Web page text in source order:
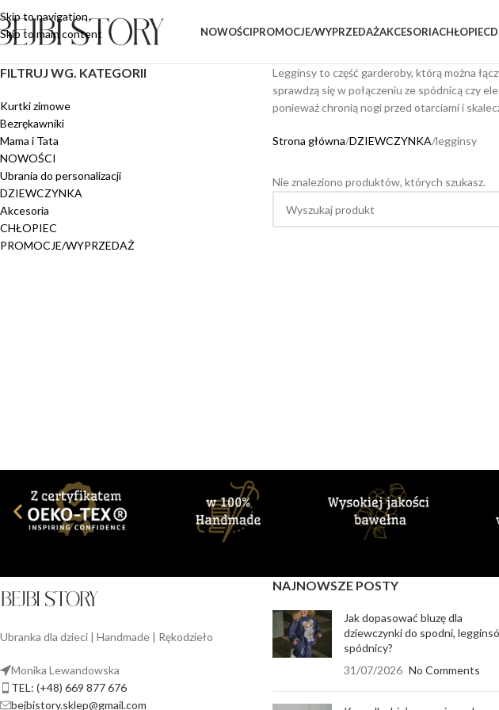
Skip to navigation
Skip to main content
NOWOŚCIPROMOCJE/WYPRZEDAŻAKCESORIACHŁOPIEC
FILTRUJ WG. KATEGORII
Kurtki zimowe
Bezrękawniki
Mama i Tata
NOWOŚCI
Ubrania do personalizacji
DZIEWCZYNKA
Akcesoria
CHŁOPIEC
PROMOCJE/WYPRZEDAŻ
Legginsy to część garderoby, którą można
sprawdzą się w połączeniu ze spódnicą czy
ponieważ chronią nogi przed otarciami i
Strona główna DZIEWCZYNKA legginsy
Nie znaleziono produktów, których szukasz.
Ubranka dla dzieci | Handmade | Rękodzieło
Monika Lewandowska
TEL: (+48) 669 877 676
bejbistory.sklep@gmail.com
NAJNOWSZE POSTY
Jak dopasować bluzę dla
dziewczynki do spodni,
spódnicy?
31/07/2026 No Comments